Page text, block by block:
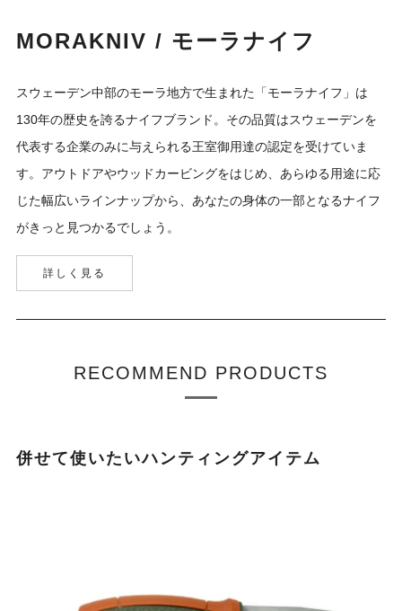
MORAKNIV / モーラナイフ
スウェーデン中部のモーラ地方で生まれた「モーラナイフ」は
130年の歴史を誇るナイフブランド。その品質はスウェーデンを
代表する企業のみに与えられる王室御用達の認定を受けていま
す。アウトドアやウッドカービングをはじめ、あらゆる用途に応
じた幅広いラインナップから、あなたの身体の一部となるナイフ
がきっと見つかるでしょう。
詳しく見る
RECOMMEND PRODUCTS
併せて使いたいハンティングアイテム